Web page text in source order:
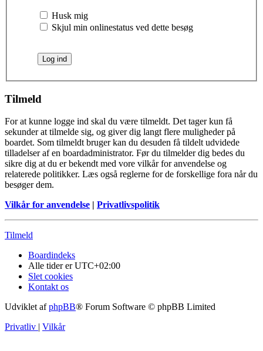
Husk mig
Skjul min onlinestatus ved dette besøg
Tilmeld
For at kunne logge ind skal du være tilmeldt. Det tager kun få
sekunder at tilmelde sig, og giver dig langt flere muligheder på
boardet. Som tilmeldt bruger kan du desuden få tildelt udvidede
tilladelser af en boardadministrator. Før du tilmelder dig bedes du
sikre dig at du er bekendt med vore vilkår for anvendelse og
relaterede politikker. Læs også reglerne for de forskellige fora når du
besøger dem.
Vilkår for anvendelse | Privatlivspolitik
Tilmeld
Boardindeks
Alle tider erUTC+02:00
Slet cookies
Kontakt os
Udviklet afphpBB® Forum Software © phpBB Limited
Privatliv | Vilkår